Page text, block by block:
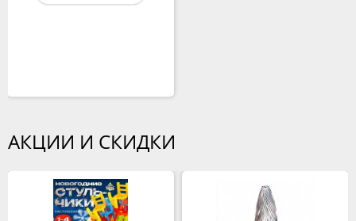
АКЦИИ И СКИДКИ